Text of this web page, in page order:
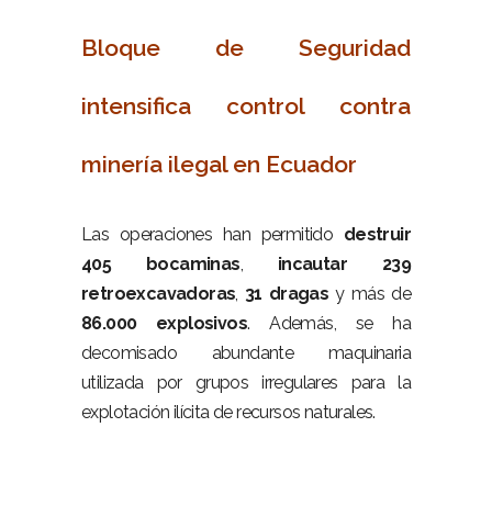
Bloque de Seguridad
intensifica control contra
minería ilegal en Ecuador
Las operaciones han permitido destruir
405 bocaminas, incautar 239
retroexcavadoras, 31 dragas y más de
86.000 explosivos. Además, se ha
decomisado abundante maquinaria
utilizada por grupos irregulares para la
explotación ilícita de recursos naturales.